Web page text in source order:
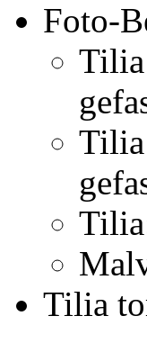
Foto-
Tilia
Tilia